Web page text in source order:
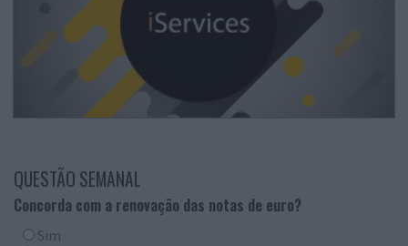
QUESTÃO SEMANAL
Concorda com a renovação das notas de euro?
Sim